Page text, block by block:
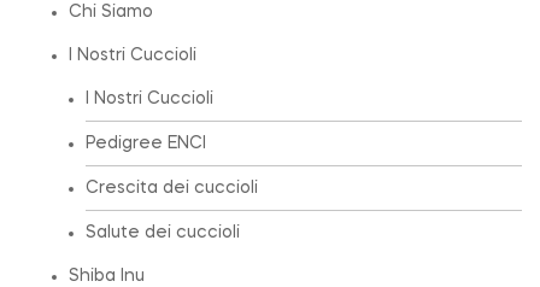
Chi Siamo
I Nostri Cuccioli
I Nostri Cuccioli
Pedigree ENCI
Crescita dei cuccioli
Salute dei cuccioli
Shiba Inu